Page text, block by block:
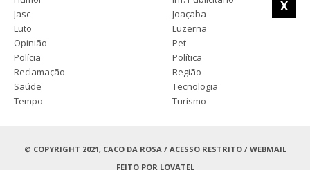
X
Jasc
Joaçaba
Luto
Luzerna
Opinião
Pet
Polícia
Política
Reclamação
Região
Saúde
Tecnologia
Tempo
Turismo
© COPYRIGHT 2021, CACO DA ROSA / ACESSO RESTRITO/ WEBMAIL
FEITO POR LOVATEL